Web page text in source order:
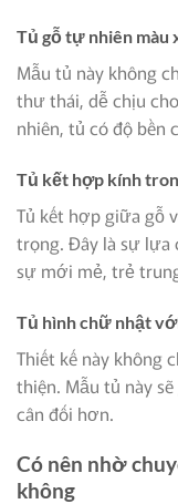
Tủ gỗ tự nhiên màu
Mẫu tủ này không
thư thái, dễ chịu
nhiên, tủ có độ bền
Tủ kết hợp kính
Tủ kết hợp giữa gỗ
trọng. Đây là sự lựa
sự mới mẻ, trẻ
Tủ hình chữ nhật
Thiết kế này không
thiện. Mẫu tủ này
cân đối hơn.
Có nên nhờ
không